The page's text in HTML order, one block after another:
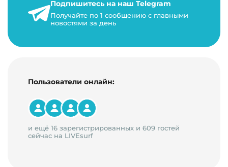
22 мая 2024 г.
9 минут на чтение
Подпишитесь на наш Telegram
Получайте по 1 сообщению с главными
новостями за день
Пользователи онлайн:
и ещё 16 зарегистрированных и 609 гостей
сейчас на LIVEsurf